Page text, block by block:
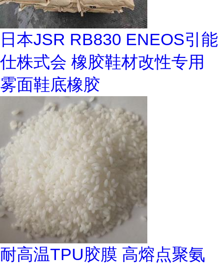
日本JSR RB830 ENEOS引能
仕株式会 橡胶鞋材改性专用
雾面鞋底橡胶
耐高温TPU胶膜 高熔点聚氨